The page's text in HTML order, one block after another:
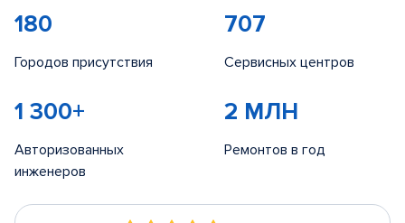
180
Городов присутствия
707
Сервисных центров
1 300+
Авторизованных
инженеров
2 МЛН
Ремонтов в год